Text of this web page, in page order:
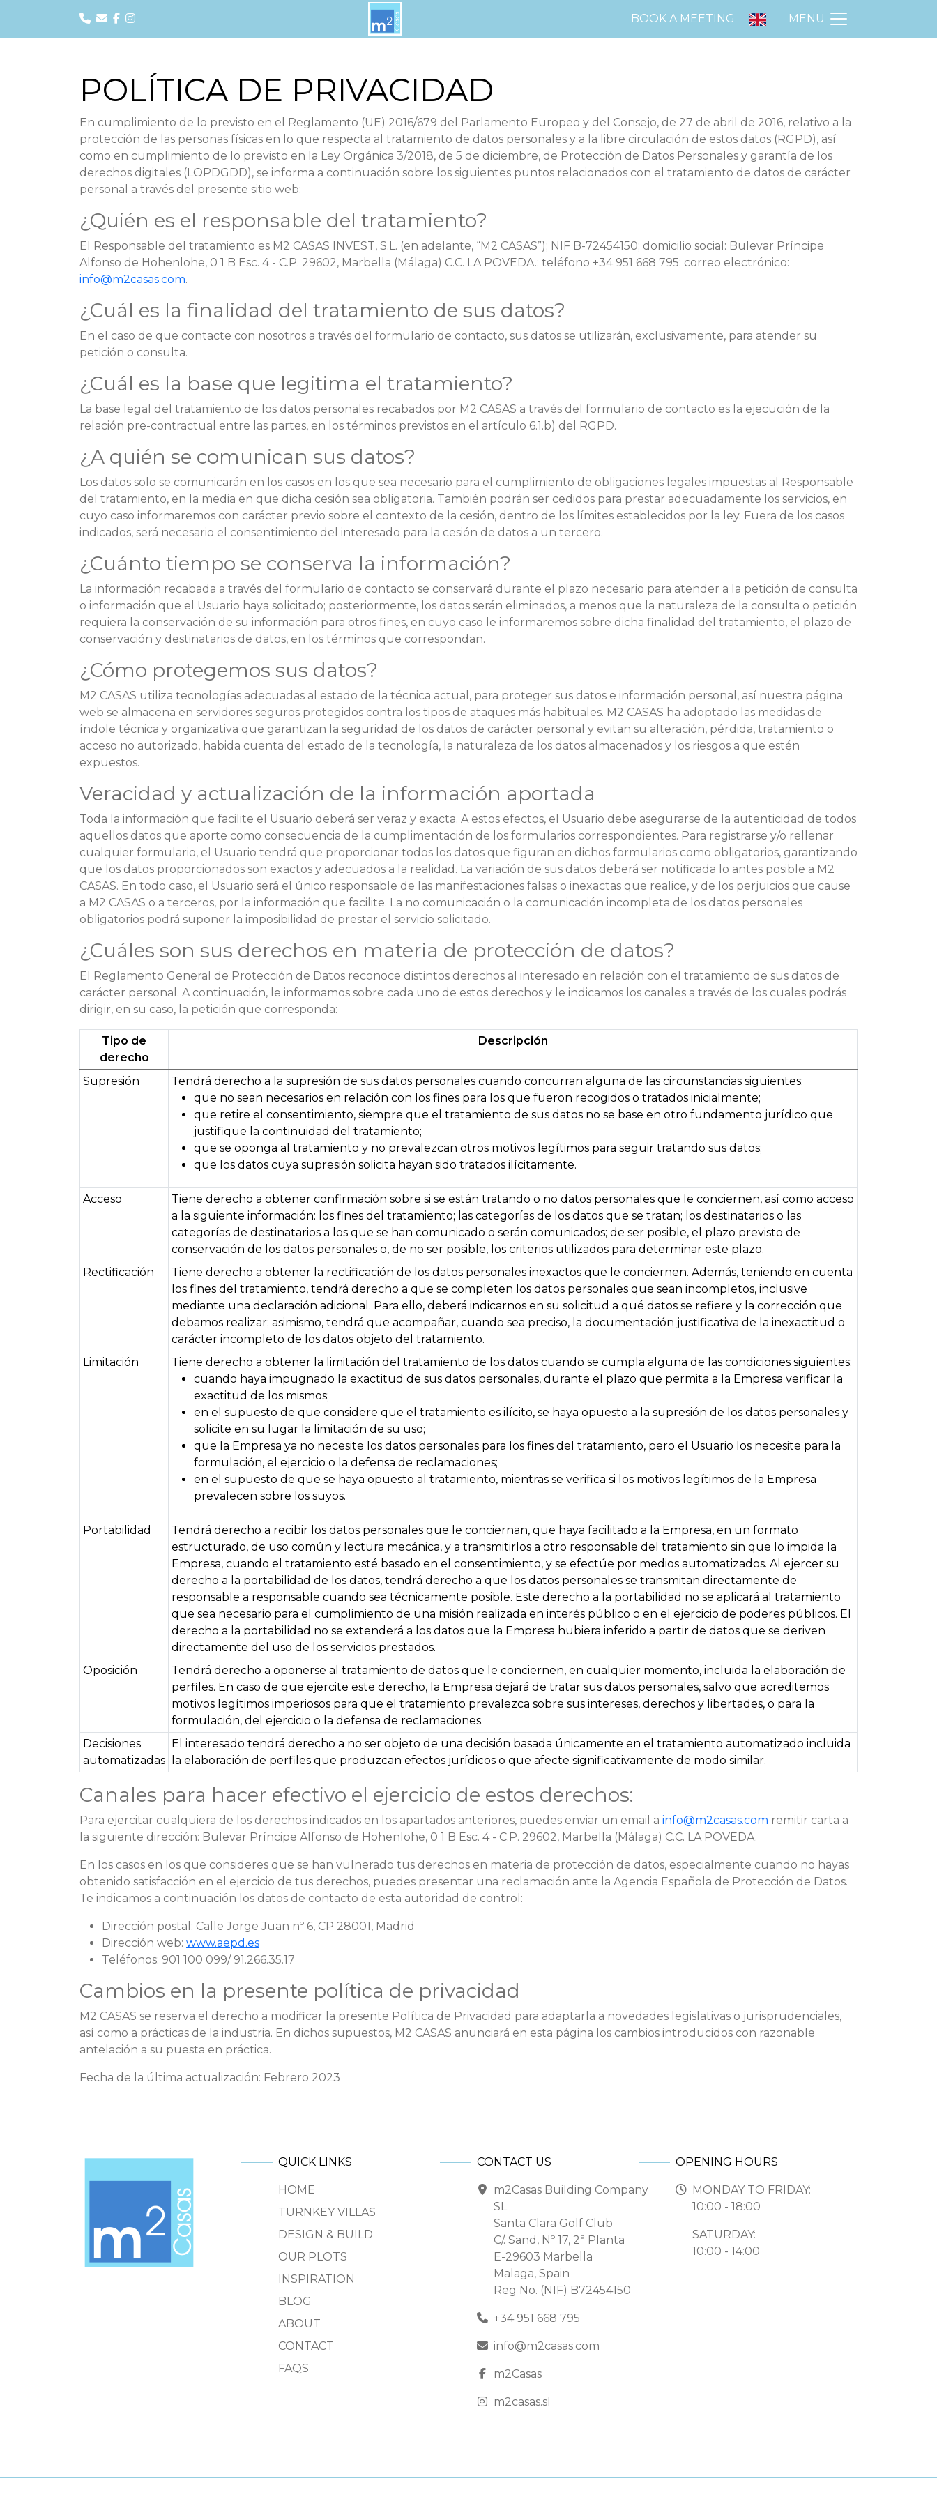
BOOK A MEETING MENU
POLÍTICA DE PRIVACIDAD
En cumplimiento de lo previsto en el Reglamento (UE) 2016/679 del Parlamento Europeo y del Consejo, de 27 de abril de 2016, relativo a la
protección de las personas físicas en lo que respecta al tratamiento de datos personales y a la libre circulación de estos datos (RGPD), así
como en cumplimiento de lo previsto en la Ley Orgánica 3/2018, de 5 de diciembre, de Protección de Datos Personales y garantía de los
derechos digitales (LOPDGDD), se informa a continuación sobre los siguientes puntos relacionados con el tratamiento de datos de carácter
personal a través del presente sitio web:
¿Quién es el responsable del tratamiento?
El Responsable del tratamiento es M2 CASAS INVEST, S.L. (en adelante, “M2 CASAS”); NIF B-72454150; domicilio social: Bulevar Príncipe
Alfonso de Hohenlohe, 0 1 B Esc. 4 - C.P. 29602, Marbella (Málaga) C.C. LA POVEDA.; teléfono +34 951 668 795; correo electrónico:
info@m2casas.com.
¿Cuál es la finalidad del tratamiento de sus datos?
En el caso de que contacte con nosotros a través del formulario de contacto, sus datos se utilizarán, exclusivamente, para atender su
petición o consulta.
¿Cuál es la base que legitima el tratamiento?
La base legal del tratamiento de los datos personales recabados por M2 CASAS a través del formulario de contacto es la ejecución de la
relación pre-contractual entre las partes, en los términos previstos en el artículo 6.1.b) del RGPD.
¿A quién se comunican sus datos?
Los datos solo se comunicarán en los casos en los que sea necesario para el cumplimiento de obligaciones legales impuestas al Responsable
del tratamiento, en la media en que dicha cesión sea obligatoria. También podrán ser cedidos para prestar adecuadamente los servicios, en
cuyo caso informaremos con carácter previo sobre el contexto de la cesión, dentro de los límites establecidos por la ley. Fuera de los casos
indicados, será necesario el consentimiento del interesado para la cesión de datos a un tercero.
¿Cuánto tiempo se conserva la información?
La información recabada a través del formulario de contacto se conservará durante el plazo necesario para atender a la petición de consulta
o información que el Usuario haya solicitado; posteriormente, los datos serán eliminados, a menos que la naturaleza de la consulta o petición
requiera la conservación de su información para otros fines, en cuyo caso le informaremos sobre dicha finalidad del tratamiento, el plazo de
conservación y destinatarios de datos, en los términos que correspondan.
¿Cómo protegemos sus datos?
M2 CASAS utiliza tecnologías adecuadas al estado de la técnica actual, para proteger sus datos e información personal, así nuestra página
web se almacena en servidores seguros protegidos contra los tipos de ataques más habituales. M2 CASAS ha adoptado las medidas de
índole técnica y organizativa que garantizan la seguridad de los datos de carácter personal y evitan su alteración, pérdida, tratamiento o
acceso no autorizado, habida cuenta del estado de la tecnología, la naturaleza de los datos almacenados y los riesgos a que estén
expuestos.
Veracidad y actualización de la información aportada
Toda la información que facilite el Usuario deberá ser veraz y exacta. A estos efectos, el Usuario debe asegurarse de la autenticidad de todos
aquellos datos que aporte como consecuencia de la cumplimentación de los formularios correspondientes. Para registrarse y/o rellenar
cualquier formulario, el Usuario tendrá que proporcionar todos los datos que figuran en dichos formularios como obligatorios, garantizando
que los datos proporcionados son exactos y adecuados a la realidad. La variación de sus datos deberá ser notificada lo antes posible a M2
CASAS. En todo caso, el Usuario será el único responsable de las manifestaciones falsas o inexactas que realice, y de los perjuicios que cause
a M2 CASAS o a terceros, por la información que facilite. La no comunicación o la comunicación incompleta de los datos personales
obligatorios podrá suponer la imposibilidad de prestar el servicio solicitado.
¿Cuáles son sus derechos en materia de protección de datos?
El Reglamento General de Protección de Datos reconoce distintos derechos al interesado en relación con el tratamiento de sus datos de
carácter personal. A continuación, le informamos sobre cada uno de estos derechos y le indicamos los canales a través de los cuales podrás
dirigir, en su caso, la petición que corresponda:
Tipo de
derecho
Descripción
Supresión
Tendrá derecho a la supresión de sus datos personales cuando concurran alguna de las circunstancias siguientes:
que no sean necesarios en relación con los fines para los que fueron recogidos o tratados inicialmente;
que retire el consentimiento, siempre que el tratamiento de sus datos no se base en otro fundamento jurídico que
justifique la continuidad del tratamiento;
que se oponga al tratamiento y no prevalezcan otros motivos legítimos para seguir tratando sus datos;
que los datos cuya supresión solicita hayan sido tratados ilícitamente.
Acceso
Tiene derecho a obtener confirmación sobre si se están tratando o no datos personales que le conciernen, así como acceso
a la siguiente información: los fines del tratamiento; las categorías de los datos que se tratan; los destinatarios o las
categorías de destinatarios a los que se han comunicado o serán comunicados; de ser posible, el plazo previsto de
conservación de los datos personales o, de no ser posible, los criterios utilizados para determinar este plazo.
Rectificación
Tiene derecho a obtener la rectificación de los datos personales inexactos que le conciernen. Además, teniendo en cuenta
los fines del tratamiento, tendrá derecho a que se completen los datos personales que sean incompletos, inclusive
mediante una declaración adicional. Para ello, deberá indicarnos en su solicitud a qué datos se refiere y la corrección que
debamos realizar; asimismo, tendrá que acompañar, cuando sea preciso, la documentación justificativa de la inexactitud o
carácter incompleto de los datos objeto del tratamiento.
Limitación
Tiene derecho a obtener la limitación del tratamiento de los datos cuando se cumpla alguna de las condiciones siguientes:
cuando haya impugnado la exactitud de sus datos personales, durante el plazo que permita a la Empresa verificar la
exactitud de los mismos;
en el supuesto de que considere que el tratamiento es ilícito, se haya opuesto a la supresión de los datos personales y
solicite en su lugar la limitación de su uso;
que la Empresa ya no necesite los datos personales para los fines del tratamiento, pero el Usuario los necesite para la
formulación, el ejercicio o la defensa de reclamaciones;
en el supuesto de que se haya opuesto al tratamiento, mientras se verifica si los motivos legítimos de la Empresa
prevalecen sobre los suyos.
Portabilidad
Tendrá derecho a recibir los datos personales que le conciernan, que haya facilitado a la Empresa, en un formato
estructurado, de uso común y lectura mecánica, y a transmitirlos a otro responsable del tratamiento sin que lo impida la
Empresa, cuando el tratamiento esté basado en el consentimiento, y se efectúe por medios automatizados. Al ejercer su
derecho a la portabilidad de los datos, tendrá derecho a que los datos personales se transmitan directamente de
responsable a responsable cuando sea técnicamente posible. Este derecho a la portabilidad no se aplicará al tratamiento
que sea necesario para el cumplimiento de una misión realizada en interés público o en el ejercicio de poderes públicos. El
derecho a la portabilidad no se extenderá a los datos que la Empresa hubiera inferido a partir de datos que se deriven
directamente del uso de los servicios prestados.
Oposición
Tendrá derecho a oponerse al tratamiento de datos que le conciernen, en cualquier momento, incluida la elaboración de
perfiles. En caso de que ejercite este derecho, la Empresa dejará de tratar sus datos personales, salvo que acreditemos
motivos legítimos imperiosos para que el tratamiento prevalezca sobre sus intereses, derechos y libertades, o para la
formulación, del ejercicio o la defensa de reclamaciones.
Decisiones
automatizadas
El interesado tendrá derecho a no ser objeto de una decisión basada únicamente en el tratamiento automatizado incluida
la elaboración de perfiles que produzcan efectos jurídicos o que afecte significativamente de modo similar.
Canales para hacer efectivo el ejercicio de estos derechos:
Para ejercitar cualquiera de los derechos indicados en los apartados anteriores, puedes enviar un email a info@m2casas.com remitir carta a
la siguiente dirección: Bulevar Príncipe Alfonso de Hohenlohe, 0 1 B Esc. 4 - C.P. 29602, Marbella (Málaga) C.C. LA POVEDA.
En los casos en los que consideres que se han vulnerado tus derechos en materia de protección de datos, especialmente cuando no hayas
obtenido satisfacción en el ejercicio de tus derechos, puedes presentar una reclamación ante la Agencia Española de Protección de Datos.
Te indicamos a continuación los datos de contacto de esta autoridad de control:
Dirección postal: Calle Jorge Juan nº 6, CP 28001, Madrid
Dirección web: www.aepd.es
Teléfonos: 901 100 099/ 91.266.35.17
Cambios en la presente política de privacidad
M2 CASAS se reserva el derecho a modificar la presente Política de Privacidad para adaptarla a novedades legislativas o jurisprudenciales,
así como a prácticas de la industria. En dichos supuestos, M2 CASAS anunciará en esta página los cambios introducidos con razonable
antelación a su puesta en práctica.
Fecha de la última actualización: Febrero 2023
QUICK LINKS
HOME
TURNKEY VILLAS
DESIGN & BUILD
OUR PLOTS
INSPIRATION
BLOG
ABOUT
CONTACT
FAQS
CONTACT US
m2Casas Building Company
SL
Santa Clara Golf Club
C/. Sand, Nº 17, 2ª Planta
E-29603 Marbella
Malaga, Spain
Reg No. (NIF) B72454150
+34 951 668 795
info@m2casas.com
m2Casas
m2casas.sl
OPENING HOURS
MONDAY TO FRIDAY:
10:00 - 18:00
SATURDAY:
10:00 - 14:00